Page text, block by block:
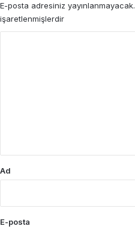
E-posta adresiniz yayınlanmayacak.
işaretlenmişlerdir
Ad
E-posta